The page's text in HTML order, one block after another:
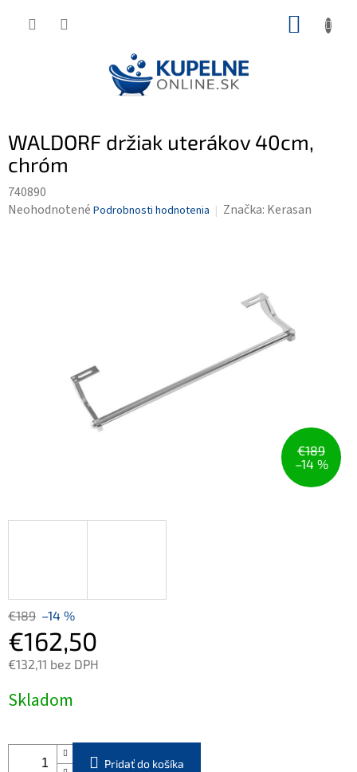
WALDORF držiak uterákov 40cm,
chróm
740890
Priemerné
Neohodnotené Podrobnosti hodnotenia Značka: Kerasan
€189
–14 %
€189 –14 %
€162,50
€132,11 bez DPH
cena:
Skladom
Pridať do košíka